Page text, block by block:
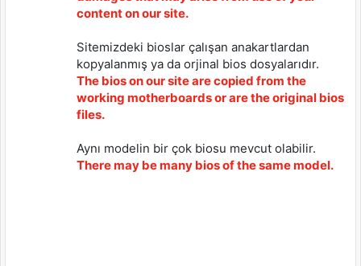
content on our site.
Sitemizdeki bioslar çalışan anakartlardan
kopyalanmış ya da orjinal bios dosyalarıdır.
The bios on our site are copied from the
working motherboards or are the original bios
files.
Aynı modelin bir çok biosu mevcut olabilir.
There may be many bios of the same model.